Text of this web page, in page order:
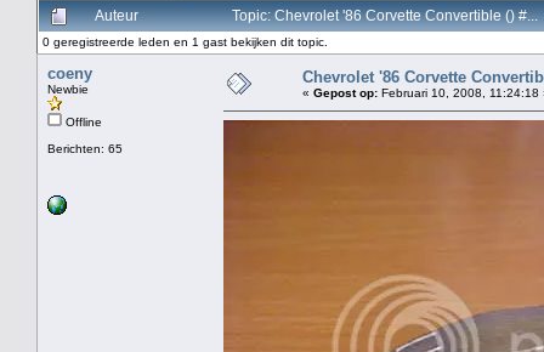
Auteur
Topic: Chevrolet '86 Corvette Convertible ()
0 geregistreerde leden en 1 gast bekijken dit topic.
coeny
Newbie
Offline
Berichten: 65
Chevrolet '86 Corvette
« Gepost op: Februari 10, 2008, 11:24:18